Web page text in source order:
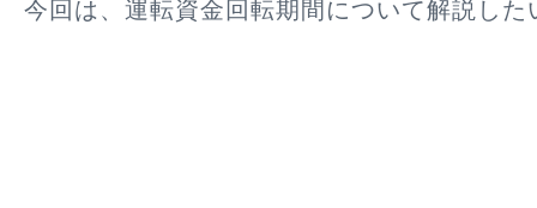
今回は、運転資金回転期間について解説した